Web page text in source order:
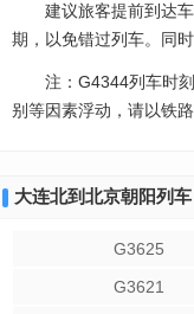
建议旅客提前到达
期，以免错过列车。同
注：G4344列车时
别等因素浮动，请以铁
大连北到北京朝阳列车
G3625
G3621